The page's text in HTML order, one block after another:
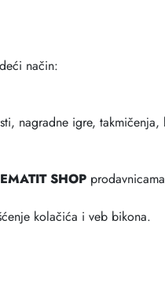
način:
nagradne igre, takmičenja,
SHOP
kolačića i veb bikona.